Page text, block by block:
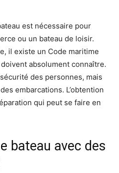
est nécessaire pour
ou un bateau de loisir.
il existe un Code maritime
absolument connaître.
des personnes, mais
embarcations. L’obtention
qui peut se faire en
bateau avec des